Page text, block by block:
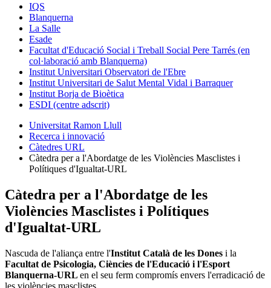
IQS
Blanquerna
La Salle
Esade
Facultat d'Educació Social i Treball Social Pere Tarrés (en
col·laboració amb Blanquerna)
Institut Universitari Observatori de l'Ebre
Institut Universitari de Salut Mental Vidal i Barraquer
Institut Borja de Bioètica
ESDI (centre adscrit)
Universitat Ramon Llull
Recerca i innovació
Càtedres URL
Càtedra per a l'Abordatge de les Violències Masclistes i
Polítiques d'Igualtat-URL
Càtedra per a l'Abordatge de les
Violències Masclistes i Polítiques
d'Igualtat-URL
Nascuda de l'aliança entre l'Institut Català de les Dones i la
Facultat de Psicologia, Ciències de l'Educació i l'Esport
Blanquerna-URL en el seu ferm compromís envers l'erradicació de
les violències masclistes.